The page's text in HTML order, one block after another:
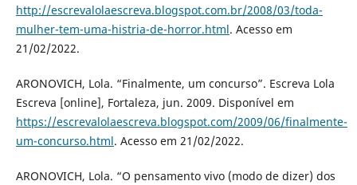
http://escrevalolaescreva.blogspot.com.br/2008/03/toda-
mulher-tem-uma-histria-de-horror.html. Acesso em
21/02/2022.
ARONOVICH, Lola. “Finalmente, um concurso”. Escreva Lola
Escreva [online], Fortaleza, jun. 2009. Disponível em
https://escrevalolaescreva.blogspot.com/2009/06/finalmente-
um-concurso.html. Acesso em 21/02/2022.
ARONOVICH, Lola. “O pensamento vivo (modo de dizer) dos